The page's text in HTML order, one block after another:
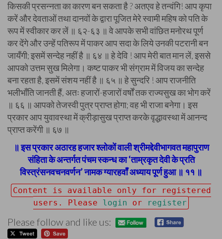
किसकी प्रसन्नता का कारण बन सकता है ? अतएव हे तन्वंगि! आप कृपा
करें और देवताओं तथा दानवों के द्वारा पूजित मेरे स्वामी महिष को पति के
रूप में स्वीकार कर लें ॥ ६२-६३ ॥ वे आपके सभी वांछित मनोरथ पूर्ण
कर देंगे और उन्हें पतिरूप में पाकर आप सदा के लिये उनकी पटरानी बन
जायँगी; इसमें सन्देह नहीं है ॥ ६४ ॥ हे देवि ! आप मेरी बात मान लें, इससे
आपको उत्तम सुख मिलेगा। कष्ट पाकर भी संग्राम में विजय का सन्देह
बना रहता है, इसमें संशय नहीं है ॥ ६५ ॥ हे सुन्दरि ! आप राजनीति
भलीभाँति जानती हैं, अतः हजारों-हजारों वर्षों तक राज्यसुख का भोग करें
॥ ६६ ॥ आपको तेजस्वी पुत्र प्राप्त होगा; वह भी राजा बनेगा। इस
प्रकार आप युवावस्था में क्रीड़ासुख प्राप्त करके वृद्धावस्था में आनन्द
प्राप्त करेंगी ॥ ६७ ॥
॥ इस प्रकार अठारह हजार श्लोकों वाली श्रीमद्देवीभागवत महापुराण
संहिता के अन्तर्गत पंचम स्कन्ध का ‘ताम्रकृत देवी के प्रति
विस्त्रंसनवचनवर्णन’ नामक ग्यारहवाँ अध्याय पूर्ण हुआ ॥ ११ ॥
Content is available only for registered
users. Please login or register
Please follow and like us: